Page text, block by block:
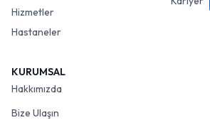
Hizmetler
Hastaneler
KURUMSAL
Hakkımızda
Bize Ulaşın